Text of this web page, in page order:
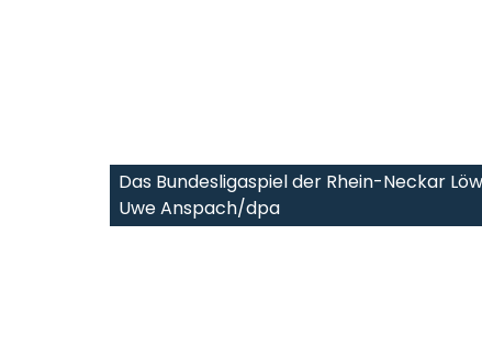
Das Bundesligaspiel der Rhein-Neckar
Uwe Anspach/dpa